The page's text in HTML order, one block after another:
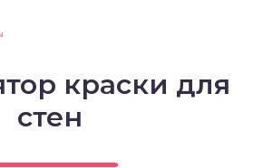
краски для
стен